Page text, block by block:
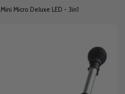
Mini Micro Deluxe LED - 3in1